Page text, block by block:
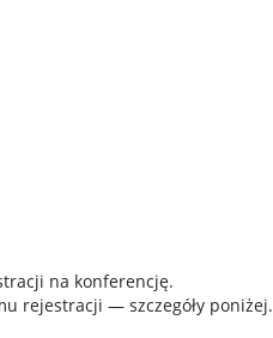
na konferencję.
rejestracji — szczegóły poniżej.